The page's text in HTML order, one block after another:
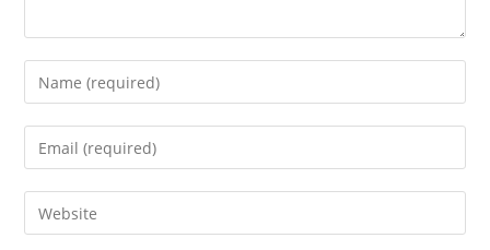
Enter
your
name
comment
Enter
your
email
address
Enter
your